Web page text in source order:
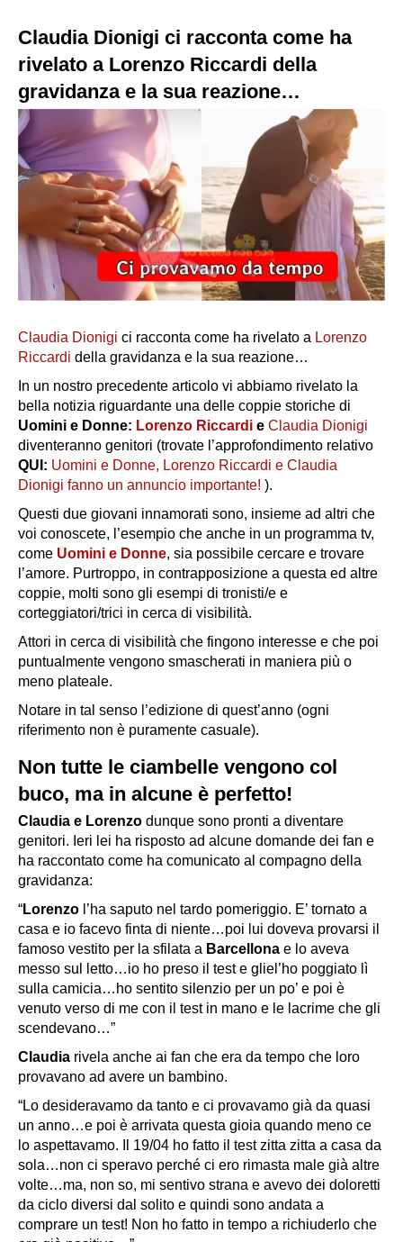
Claudia Dionigi ci racconta come ha
rivelato a Lorenzo Riccardi della
gravidanza e la sua reazione…
Claudia Dionigi ci racconta come ha rivelato a Lorenzo
Riccardi della gravidanza e la sua reazione…
In un nostro precedente articolo vi abbiamo rivelato la
bella notizia riguardante una delle coppie storiche di
Uomini e Donne: Lorenzo Riccardi e Claudia Dionigi
diventeranno genitori (trovate l’approfondimento relativo
QUI: Uomini e Donne, Lorenzo Riccardi e Claudia
Dionigi fanno un annuncio importante! ).
Questi due giovani innamorati sono, insieme ad altri che
voi conoscete, l’esempio che anche in un programma tv,
come Uomini e Donne, sia possibile cercare e trovare
l’amore. Purtroppo, in contrapposizione a questa ed altre
coppie, molti sono gli esempi di tronisti/e e
corteggiatori/trici in cerca di visibilità.
Attori in cerca di visibilità che fingono interesse e che poi
puntualmente vengono smascherati in maniera più o
meno plateale.
Notare in tal senso l’edizione di quest’anno (ogni
riferimento non è puramente casuale).
Non tutte le ciambelle vengono col
buco, ma in alcune è perfetto!
Claudia e Lorenzo dunque sono pronti a diventare
genitori. Ieri lei ha risposto ad alcune domande dei fan e
ha raccontato come ha comunicato al compagno della
gravidanza:
“Lorenzo l’ha saputo nel tardo pomeriggio. E’ tornato a
casa e io facevo finta di niente…poi lui doveva provarsi il
famoso vestito per la sfilata a Barcellona e lo aveva
messo sul letto…io ho preso il test e gliel’ho poggiato lì
sulla camicia…ho sentito silenzio per un po’ e poi è
venuto verso di me con il test in mano e le lacrime che gli
scendevano…”
Claudia rivela anche ai fan che era da tempo che loro
provavano ad avere un bambino.
“Lo desideravamo da tanto e ci provavamo già da quasi
un anno…e poi è arrivata questa gioia quando meno ce
lo aspettavamo. Il 19/04 ho fatto il test zitta zitta a casa da
sola…non ci speravo perché ci ero rimasta male già altre
volte…ma, non so, mi sentivo strana e avevo dei doloretti
da ciclo diversi dal solito e quindi sono andata a
comprare un test! Non ho fatto in tempo a richiuderlo che